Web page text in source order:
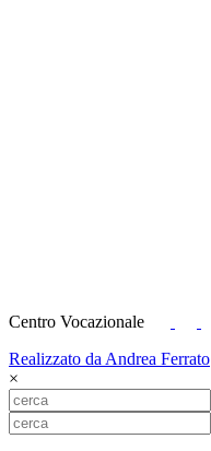
Centro Vocazionale
Realizzato da Andrea Ferrato
×